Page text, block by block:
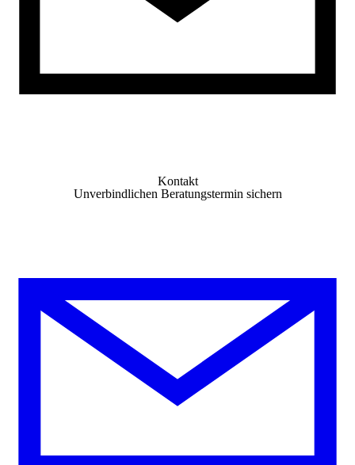
Kontakt
Unverbindlichen Beratungstermin sichern